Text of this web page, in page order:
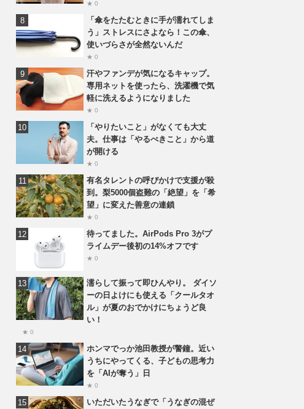
★ 0
「傘をたたむときに手が濡れてしま
う」ストレスにさよなら！この傘、
使いづらさが全然ないんだ
★ 0
汗やファンデが気になるキャップ。
専用ネットを使ったら、洗濯機で気
軽に洗えるようになりました
★ 0
「やりたいこと」がなくても大丈
夫。仕事は「やるべきこと」から道
が開ける
★ 0
有名タレントの呼びかけで支援が殺
到。梨5000個盗難の「絶望」を「希
望」に変えた善意の連鎖
★ 0
待ってました。AirPods Pro 3がプ
ライムデー後初の14%オフです
★ 0
濡らして振って即ひんやり。 ダイソ
ーの日よけにも使える「クールタオ
ル」が夏のおでかけにちょうど良
い！
★ 0
ホンマでっか池田教授が警鐘。近い
うちにやってくる、子どもの思考力
を「AIが奪う」日
★ 0
いただいたうなぎで「うなぎの混ぜ